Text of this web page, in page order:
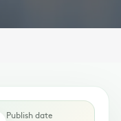
Publish date